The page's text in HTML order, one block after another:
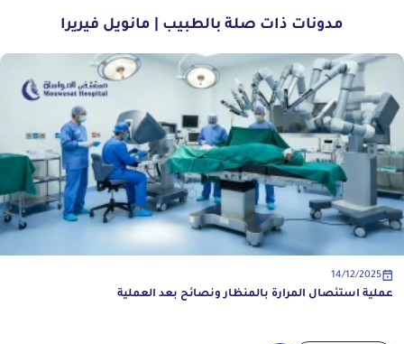
مدونات ذات صلة بالطبيب | مانويل فيريرا
14/12/2025
عملية استئصال المرارة بالمنظار ونصائح بعد العملية